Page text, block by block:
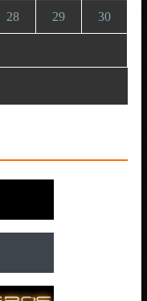
28 29 30